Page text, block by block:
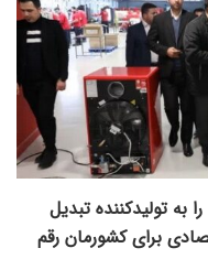
به تولید‌کننده تبدیل
برای کشورمان رقم